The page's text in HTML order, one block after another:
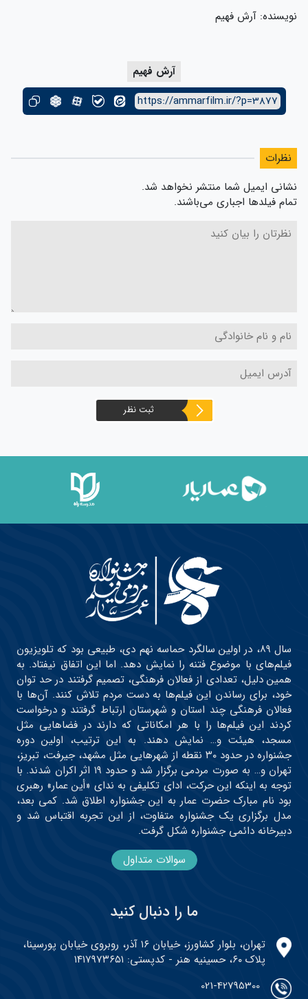
نویسنده: آرش فهیم
آرش فهیم
https://ammarfilm.ir/?p=3877
نظرات
نشانی ایمیل شما منتشر نخواهد شد.
تمام فیلدها اجباری می‌باشند.
ثبت نظر
سال ۸۹، در اولین سالگرد حماسه نهم دی، طبیعی بود که تلویزیون
فیلم‌های با موضوع فتنه را نمایش دهد. اما این اتفاق نیفتاد. به
همین دلیل، تعدادی از فعالان فرهنگی، تصمیم گرفتند در حد توان
خود، برای رساندن این فیلم‌ها به دست مردم تلاش کنند. آن‌ها با
فعالان فرهنگی چند استان و شهرستان ارتباط گرفتند و درخواست
کردند این فیلم‌ها را با هر امکاناتی که دارند در فضاهایی مثل
مسجد، هیئت و… نمایش دهند. به این ترتیب، اولین دوره
جشنواره در حدود ۳۰ نقطه از شهرهایی مثل مشهد، جیرفت، تبریز،
تهران و… به صورت مردمی برگزار شد و حدود ۱۹ اثر اکران شدند. با
توجه به اینکه این حرکت، ادای تکلیفی به ندای «أین عمار» رهبری
بود نام مبارک حضرت عمار به این جشنواره اطلاق شد. کمی بعد،
مدل برگزاری یک جشنواره متفاوت، از این تجربه اقتباس شد و
دبیرخانه دائمی جشنواره شکل گرفت.
سوالات متداول
ما را دنبال کنید
تهران، بلوار کشاورز، خیابان ۱۶ آذر، روبروی خیابان پورسینا،
پلاک ۶۰، حسینیه هنر - کدپستی: ۱۴۱۷۹۷۳۶۵۱
021-42795300